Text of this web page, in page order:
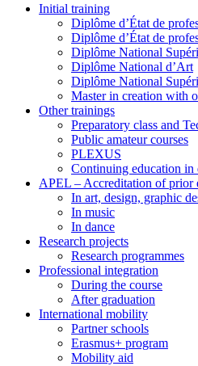
Initial training
Diplôme d’État de
Diplôme d’État de
Diplôme National
Diplôme National d’Art
Diplôme National
Master in creation with
Other trainings
Preparatory class and
Public amateur courses
PLEXUS
Continuing education in
APEL – Accreditation of prior
In art, design, graphic
In music
In dance
Research projects
Research programmes
Professional integration
During the course
After graduation
International mobility
Partner schools
Erasmus+ program
Mobility aid